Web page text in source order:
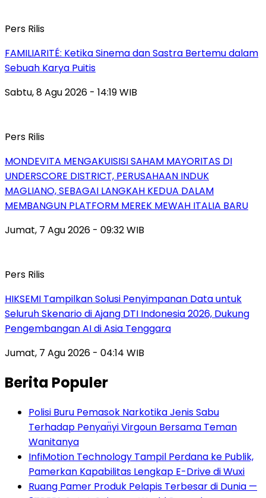
Pers Rilis
FAMILIARITÉ: Ketika Sinema dan Sastra Bertemu dalam
Sebuah Karya Puitis
Sabtu, 8 Agu 2026 - 14:19 WIB
Pers Rilis
MONDEVITA MENGAKUISISI SAHAM MAYORITAS DI
UNDERSCORE DISTRICT, PERUSAHAAN INDUK
MAGLIANO, SEBAGAI LANGKAH KEDUA DALAM
MEMBANGUN PLATFORM MEREK MEWAH ITALIA BARU
Jumat, 7 Agu 2026 - 09:32 WIB
Pers Rilis
HIKSEMI Tampilkan Solusi Penyimpanan Data untuk
Seluruh Skenario di Ajang DTI Indonesia 2026, Dukung
Pengembangan AI di Asia Tenggara
Jumat, 7 Agu 2026 - 04:14 WIB
Berita Populer
Polisi Buru Pemasok Narkotika Jenis Sabu
Terhadap Penyan̈yi Virgoun Bersama Teman
Wanitanya
InfiMotion Technology Tampil Perdana ke Publik,
Pamerkan Kapabilitas Lengkap E-Drive di Wuxi
Ruang Pamer Produk Pelapis Terbesar di Dunia —